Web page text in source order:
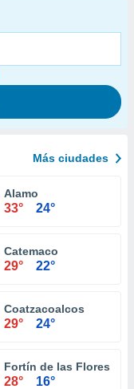
Más ciudades
Alamo
33° 24°
Catemaco
29° 22°
Coatzacoalcos
29° 24°
Fortín de las Flores
28° 16°